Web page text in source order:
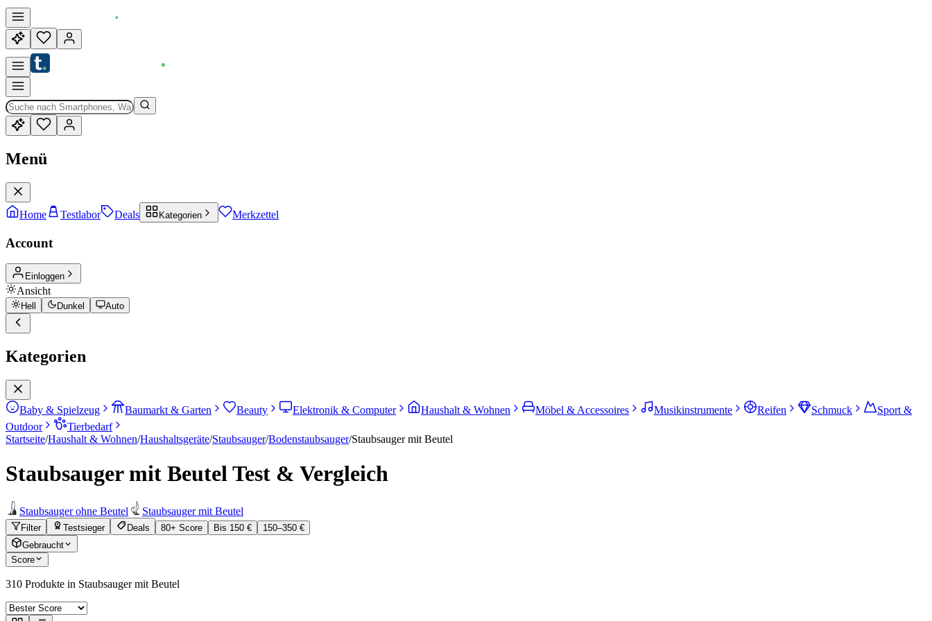
Menü
Home Testlabor Deals Kategorien Merkzettel
Account
Einloggen
Ansicht
Hell Dunkel Auto
Kategorien
Baby & Spielzeug Baumarkt & Garten Beauty Elektronik & Computer Haushalt & Wohnen Möbel & Accessoires Musikinstrumente Reifen Schmuck
Sport &
Outdoor
Tierbedarf
Startseite/Haushalt & Wohnen/Haushaltsgeräte/Staubsauger/Bodenstaubsauger/Staubsauger mit Beutel
Staubsauger mit Beutel Test & Vergleich
Staubsauger ohne Beutel Staubsauger mit Beutel
Filter Testsieger Deals 80+ Score Bis 150 €
150–350 €
Gebraucht
Score
310 Produkte in Staubsauger mit Beutel